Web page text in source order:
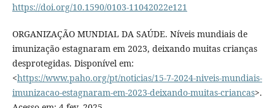
https://doi.org/10.1590/0103-11042022e121
ORGANIZAÇÃO MUNDIAL DA SAÚDE. Níveis mundiais de
imunização estagnaram em 2023, deixando muitas crianças
desprotegidas. Disponível em:
<https://www.paho.org/pt/noticias/15-7-2024-niveis-mundiais-
imunizacao-estagnaram-em-2023-deixando-muitas-criancas>.